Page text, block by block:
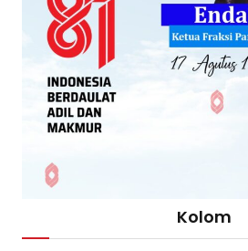
Kolom